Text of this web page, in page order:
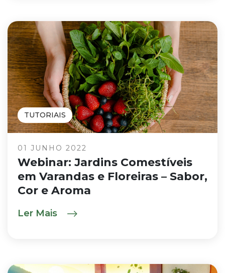
TUTORIAIS
01 JUNHO 2022
Webinar: Jardins Comestíveis
em Varandas e Floreiras – Sabor,
Cor e Aroma
Ler Mais